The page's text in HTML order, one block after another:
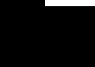
loja